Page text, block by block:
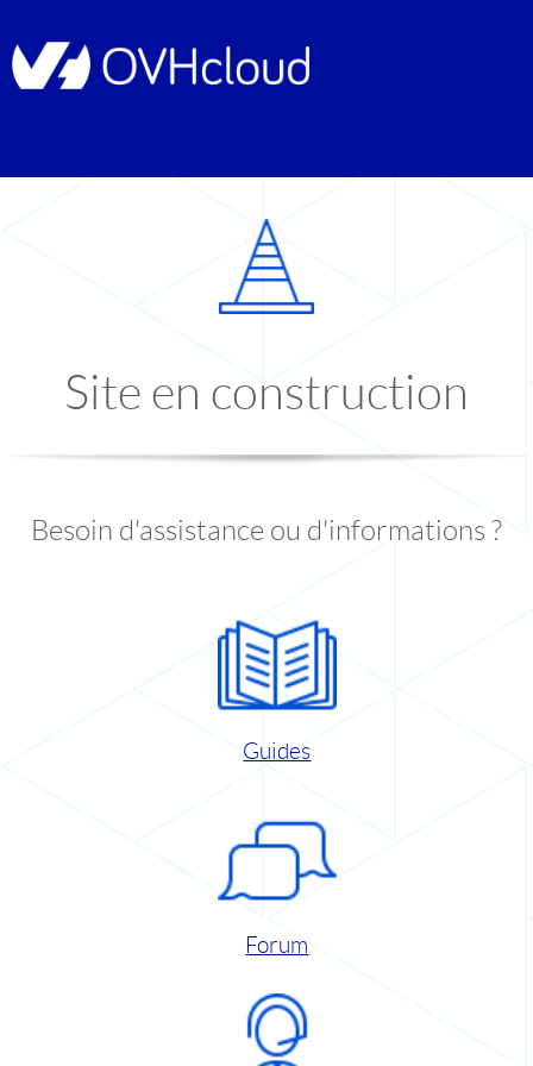
Site en construction
Besoin d'assistance ou d'informations ?
Guides
Forum